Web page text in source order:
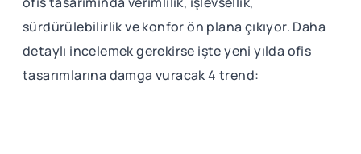
sürdürülebilirlik ve konfor ön plana çıkıyor. Daha
detaylı incelemek gerekirse işte yeni yılda ofis
tasarımlarına damga vuracak 4 trend: